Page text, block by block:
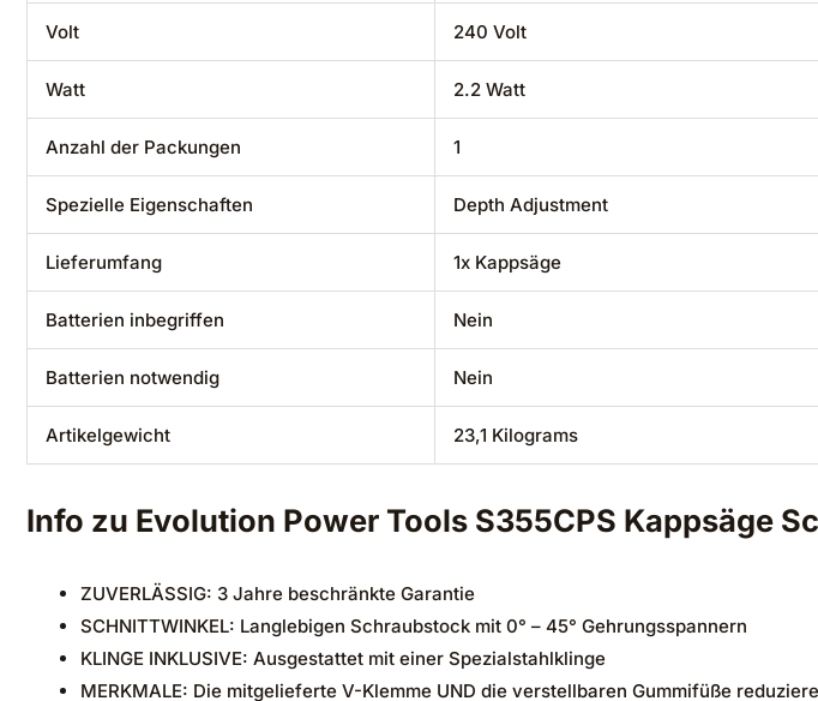
Volt ‎240 Volt
Watt ‎2.2 Watt
Anzahl der Packungen ‎1
Spezielle Eigenschaften ‎Depth Adjustment
Lieferumfang ‎1x Kappsäge
Batterien inbegriffen ‎Nein
Batterien notwendig ‎Nein
Artikelgewicht ‎23,1 Kilograms
Info zu Evolution Power Tools S355CPS Kappsäge
ZUVERLÄSSIG: 3 Jahre beschränkte Garantie
SCHNITTWINKEL: Langlebigen Schraubstock mit 0° – 45° Gehrungsspannern
KLINGE INKLUSIVE: Ausgestattet mit einer Spezialstahlklinge
MERKMALE: Die mitgelieferte V-Klemme UND die verstellbaren Gummifüße